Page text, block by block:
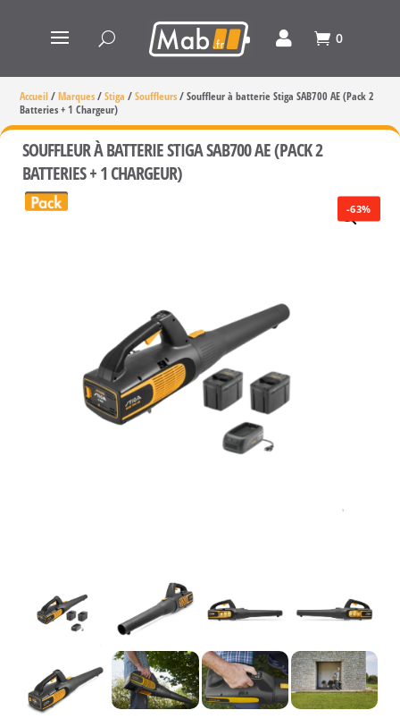
0
Accueil/Marques/Stiga /Souffleurs/Souffleur à batterie Stiga SAB700 AE (Pack 2
Batteries + 1 Chargeur)
SOUFFLEUR À BATTERIE STIGA SAB700 AE (PACK 2
BATTERIES + 1 CHARGEUR)
-63%